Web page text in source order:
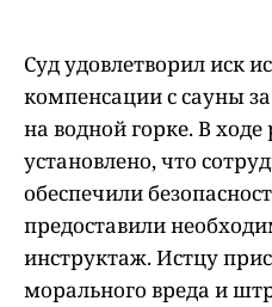
Суд удовлетворил иск
компенсации с сауны
на водной горке. В
установлено, что
обеспечили
предоставили
инструктаж. Истцу
морального вреда и